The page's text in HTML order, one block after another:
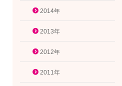
2014年
2013年
2012年
2011年